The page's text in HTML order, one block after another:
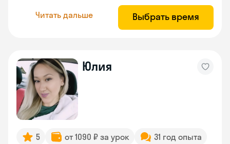
Читать дальше Выбрать время
Юлия
5 от 1090 ₽ за урок
31 год опыта